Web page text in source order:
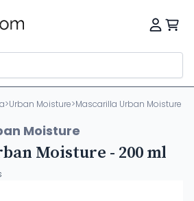
>Urban Moisture>Mascarilla Urban Moisture -
Moisture
Moisture - 200 ml